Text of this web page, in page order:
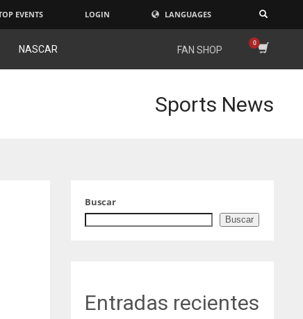
EVENTS LOGIN LANGUAGES
NASCAR FAN SHOP
Sports News
Buscar
Buscar
Entradas recientes